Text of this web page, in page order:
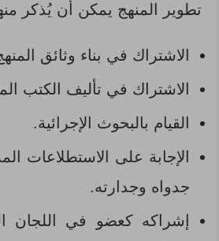
تطوير المنهج يمكن أن يُذكر
الاشتراك في بناء وثائق
الاشتراك في تأليف الكتب
القيام بالبحوث الإجرائية.
الإجابة على الاستطلاعات
جدواه وجدارته.
إشراكه كعضو في اللجان